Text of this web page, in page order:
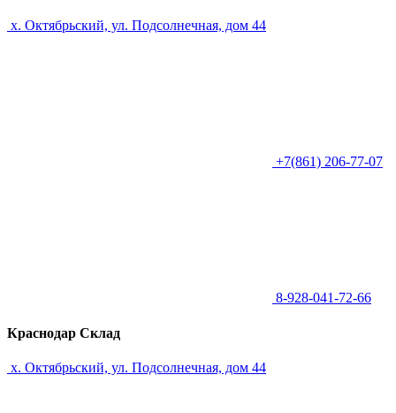
х. Октябрьский, ул. Подсолнечная, дом 44
+7(861) 206-77-07
8-928-041-72-66
Краснодар Склад
х. Октябрьский, ул. Подсолнечная, дом 44